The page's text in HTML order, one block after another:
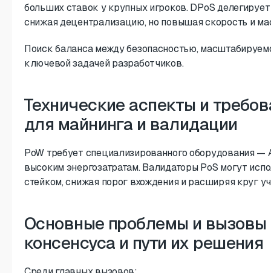
больших ставок у крупных игроков. DPoS
снижая децентрализацию, но повышая скорость и
Поиск баланса между безопасностью,
ключевой задачей разработчиков.
Технические аспекты и
для майнинга и валидации
PoW требует специализированного оборудования —
высоким энергозатратам. Валидаторы PoS могут
стейком, снижая порог вхождения и расширяя круг
Основные проблемы и вызовы
консенсуса и пути их решения